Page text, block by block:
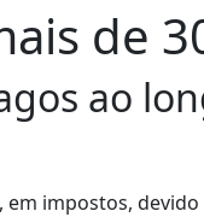
de
ao
em impostos,